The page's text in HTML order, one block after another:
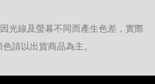
光線及螢幕不同而產生色差，實際
色請以出貨商品為主。